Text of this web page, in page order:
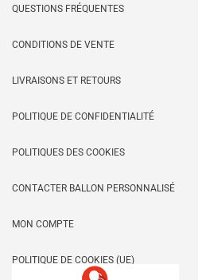
QUESTIONS FRÉQUENTES
CONDITIONS DE VENTE
LIVRAISONS ET RETOURS
POLITIQUE DE CONFIDENTIALITÉ
POLITIQUES DES COOKIES
CONTACTER BALLON PERSONNALISÉ
MON COMPTE
POLITIQUE DE COOKIES (UE)